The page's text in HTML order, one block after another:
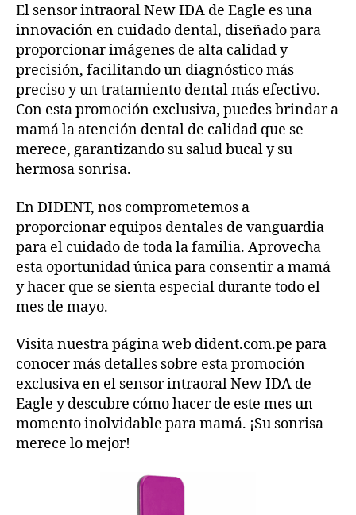
El sensor intraoral New IDA de Eagle es una
innovación en cuidado dental, diseñado para
proporcionar imágenes de alta calidad y
precisión, facilitando un diagnóstico más
preciso y un tratamiento dental más efectivo.
Con esta promoción exclusiva, puedes brindar a
mamá la atención dental de calidad que se
merece, garantizando su salud bucal y su
hermosa sonrisa.
En DIDENT, nos comprometemos a
proporcionar equipos dentales de vanguardia
para el cuidado de toda la familia. Aprovecha
esta oportunidad única para consentir a mamá
y hacer que se sienta especial durante todo el
mes de mayo.
Visita nuestra página web dident.com.pe para
conocer más detalles sobre esta promoción
exclusiva en el sensor intraoral New IDA de
Eagle y descubre cómo hacer de este mes un
momento inolvidable para mamá. ¡Su sonrisa
merece lo mejor!